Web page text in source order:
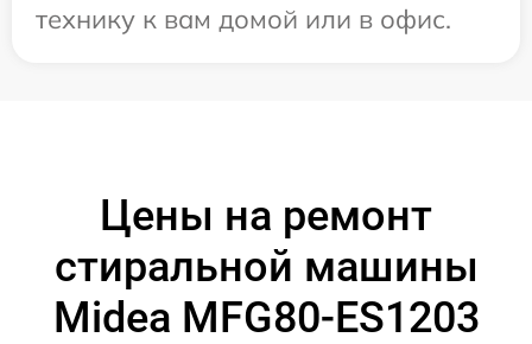
технику к вам домой или в офис.
Цены на ремонт
стиральной машины
Midea MFG80-ES1203